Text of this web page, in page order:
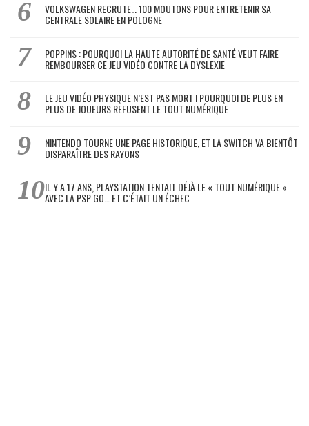
VOLKSWAGEN RECRUTE… 100 MOUTONS POUR ENTRETENIR SA
CENTRALE SOLAIRE EN POLOGNE
POPPINS : POURQUOI LA HAUTE AUTORITÉ DE SANTÉ VEUT FAIRE
REMBOURSER CE JEU VIDÉO CONTRE LA DYSLEXIE
LE JEU VIDÉO PHYSIQUE N’EST PAS MORT ! POURQUOI DE PLUS EN
PLUS DE JOUEURS REFUSENT LE TOUT NUMÉRIQUE
NINTENDO TOURNE UNE PAGE HISTORIQUE, ET LA SWITCH VA BIENTÔT
DISPARAÎTRE DES RAYONS
IL Y A 17 ANS, PLAYSTATION TENTAIT DÉJÀ LE « TOUT NUMÉRIQUE »
AVEC LA PSP GO… ET C’ÉTAIT UN ÉCHEC